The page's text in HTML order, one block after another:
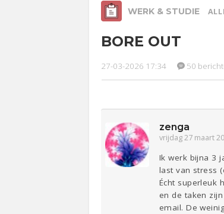
WERK & STUDIE
Entertainment
Sport
BORE OUT
27-03-2026 17:34 50
zenga
vrijdag 27 maart
Ik werk bijna 3
last van stress
Écht superleuk
en de taken
email. De